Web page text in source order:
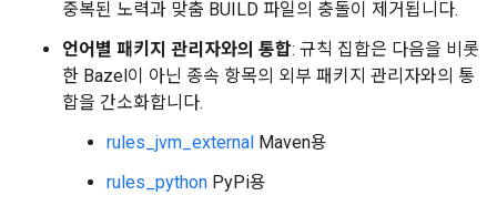
중복된 노력과 맞춤 BUILD 파일의 충돌이 제거됩니다.
언어별 패키지 관리자와의 통합: 규칙 집합은 다음을 비롯
한 Bazel이 아닌 종속 항목의 외부 패키지 관리자와의 통
합을 간소화합니다.
rules_jvm_external Maven용
rules_python PyPi용